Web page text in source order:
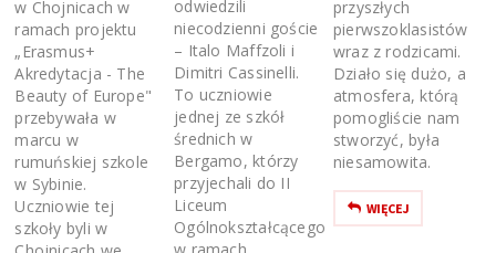
w Chojnicach w
ramach projektu
„Erasmus+
Akredytacja - The
Beauty of Europe"
przebywała w
marcu w
rumuńskiej szkole
w Sybinie.
Uczniowie tej
szkoły byli w
odwiedzili
niecodzienni goście
– Italo Maffzoli i
Dimitri Cassinelli.
To uczniowie
jednej ze szkół
średnich w
Bergamo, którzy
przyjechali do II
Liceum
Ogólnokształcącego
przyszłych
pierwszoklasistów
wraz z rodzicami.
Działo się dużo, a
atmosfera, którą
pomogliście nam
stworzyć, była
niesamowita.
WIĘCEJ